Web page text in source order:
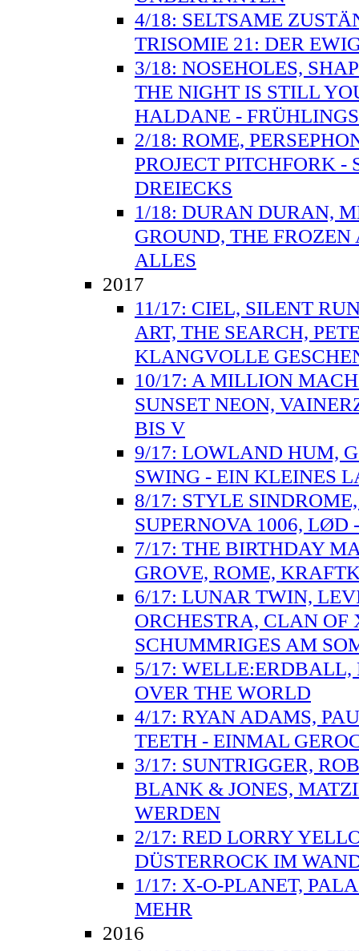
4/18: SELTSAME
TRISOMIE 21: DER
3/18: NOSEHOLES,
THE NIGHT IS STILL
HALDANE -
2/18: ROME,
PROJECT PITCHFORK
DREIECKS
1/18: DURAN DURAN,
GROUND, THE
ALLES
2017
11/17: CIEL, SILENT
ART, THE SEARCH,
KLANGVOLLE
10/17: A MILLION
SUNSET NEON,
BIS V
9/17: LOWLAND HUM,
SWING - EIN KLEINES
8/17: STYLE
SUPERNOVA 1006,
7/17: THE BIRTHDAY
GROVE, ROME,
6/17: LUNAR TWIN,
ORCHESTRA, CLAN
SCHUMMRIGES AM
5/17: WELLE:ERDBALL,
OVER THE WORLD
4/17: RYAN ADAMS,
TEETH - EINMAL
3/17: SUNTRIGGER,
BLANK & JONES,
WERDEN
2/17: RED LORRY
DÜSTERROCK IM
1/17: X-O-PLANET,
MEHR
2016